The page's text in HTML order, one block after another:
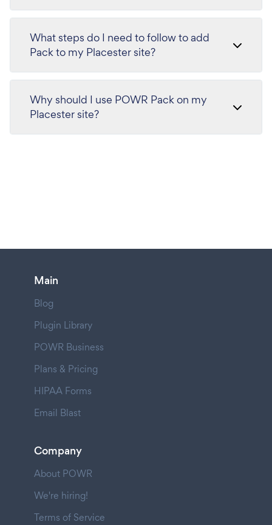
What steps do I need to follow to add
Pack to my Placester site?
Why should I use POWR Pack on my
Placester site?
Main
Blog
Plugin Library
POWR Business
Plans & Pricing
HIPAA Forms
Email Blast
Company
About POWR
We're hiring!
Terms of Service